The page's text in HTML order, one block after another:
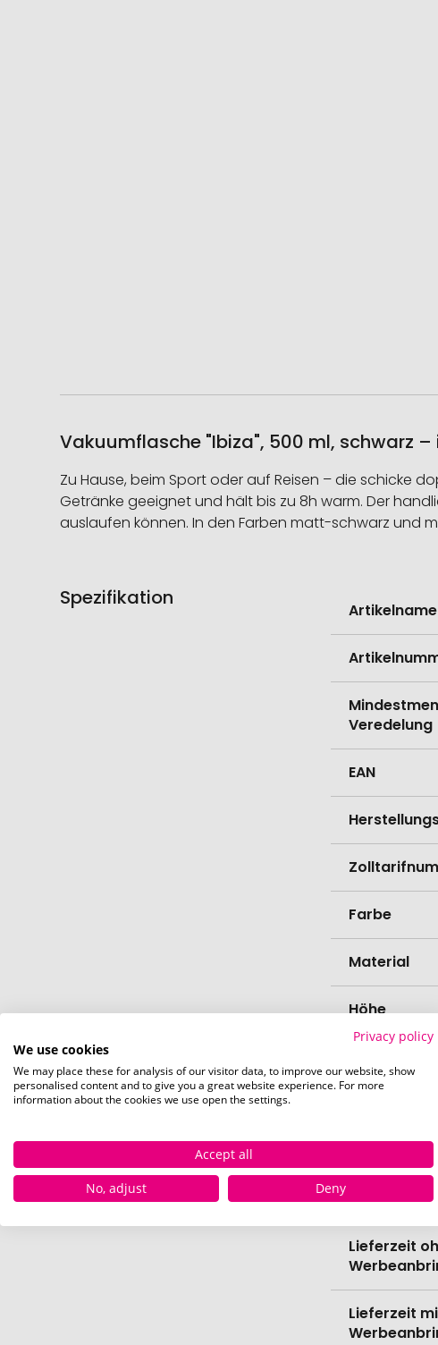
Vakuumflasche "Ibiza", 500 ml, schwarz
Zu Hause, beim Sport oder auf Reisen – die schicke
Getränke geeignet und hält bis zu 8h warm. Der
auslaufen können. In den Farben matt-schwarz und
Spezifikation
Informationen
Artikelname
Veredelung
EAN
Farbe
Material
Höhe
Veredelung
Lieferzeit
Lieferzeit
Privacy policy
We use cookies
We may place these for analysis of our visitor data, to improve our website, show
personalised content and to give you a great website experience. For more
information about the cookies we use open the settings.
Accept all
No, adjust
Deny